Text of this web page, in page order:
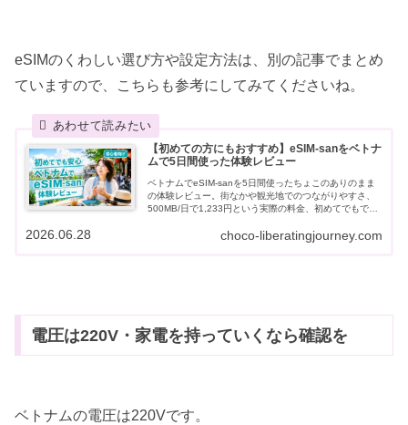
eSIMのくわしい選び方や設定方法は、別の記事でまとめ
ていますので、こちらも参考にしてみてくださいね。
【初めての方にもおすすめ】eSIM-sanをベトナ
ムで5日間使った体験レビュー
ベトナムでeSIM-sanを5日間使ったちょこのありのまま
の体験レビュー。街なかや観光地でのつながりやすさ、
500MB/日で1,233円という実際の料金、初めてでもでき
choco-liberatingjourney.com
2026.06.28
電圧は220V・家電を持っていくなら確認を
ベトナムの電圧は220Vです。